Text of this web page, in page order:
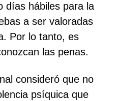
días hábiles para la
a ser valoradas
Por lo tanto, es
las penas.
consideró que no
psíquica que